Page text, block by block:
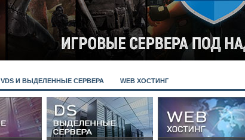
VDS И ВЫДЕЛЕННЫЕ СЕРВЕРА WEB ХОСТИНГ